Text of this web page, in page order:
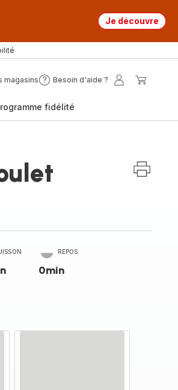
Je découvre
magasins Besoin d'aide ?
Besoin
?
Mon
fidélité
REPOS
0min